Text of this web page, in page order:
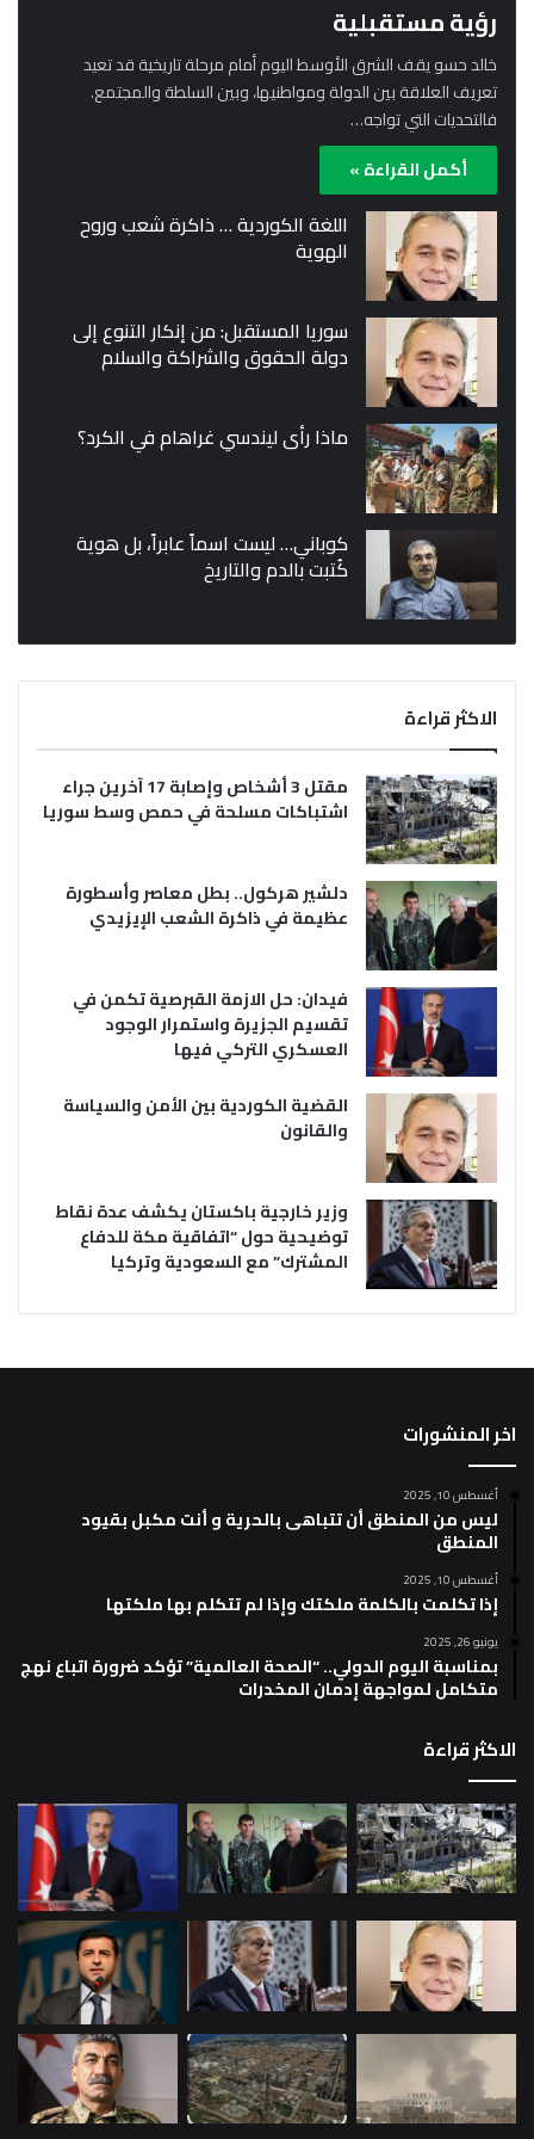
رؤية مستقبلية
خالد حسو يقف الشرق الأوسط اليوم أمام مرحلة تاريخية قد تعيد
تعريف العلاقة بين الدولة ومواطنيها، وبين السلطة والمجتمع.
فالتحديات التي تواجه…
أكمل القراءة »
اللغة الكوردية … ذاكرة شعب وروح
الهوية
سوريا المستقبل: من إنكار التنوع إلى
دولة الحقوق والشراكة والسلام
ماذا رأى ليندسي غراهام في الكرد؟
كوباني… ليست اسماً عابراً، بل هوية
كُتبت بالدم والتاريخ
الاكثر قراءة
مقتل 3 أشخاص وإصابة 17 آخرين جراء
اشتباكات مسلحة في حمص وسط سوريا
دلشير هركول.. بطل معاصر وأسطورة
عظيمة في ذاكرة الشعب الإيزيدي
فيدان: حل الازمة القبرصية تكمن في
تقسيم الجزيرة واستمرار الوجود
العسكري التركي فيها
القضية الكوردية بين الأمن والسياسة
والقانون
وزير خارجية باكستان يكشف عدة نقاط
توضيحية حول “اتفاقية مكة للدفاع
المشترك” مع السعودية وتركيا
اخر المنشورات
أغسطس 10, 2025
ليس من المنطق أن تتباهى بالحرية و أنت مكبل بقيود
المنطق
أغسطس 10, 2025
إذا تكلمت بالكلمة ملكتك وإذا لم تتكلم بها ملكتها
يونيو 26, 2025
بمناسبة اليوم الدولي.. “الصحة العالمية” تؤكد ضرورة اتباع نهج
متكامل لمواجهة إدمان المخدرات
الاكثر قراءة